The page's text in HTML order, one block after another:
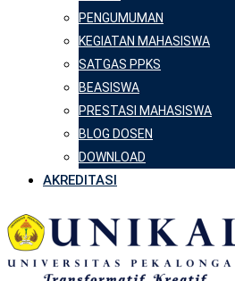
PENGUMUMAN
KEGIATAN MAHASISWA
SATGAS PPKS
BEASISWA
PRESTASI MAHASISWA
BLOG DOSEN
DOWNLOAD
AKREDITASI